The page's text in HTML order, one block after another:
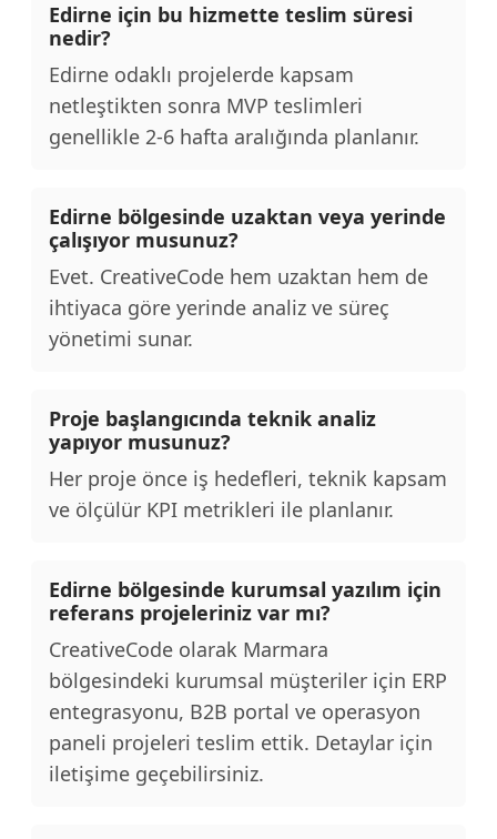
Edirne için bu hizmette teslim süresi
nedir?
Edirne odaklı projelerde kapsam
netleştikten sonra MVP teslimleri
genellikle 2-6 hafta aralığında planlanır.
Edirne bölgesinde uzaktan veya yerinde
çalışıyor musunuz?
Evet. CreativeCode hem uzaktan hem de
ihtiyaca göre yerinde analiz ve süreç
yönetimi sunar.
Proje başlangıcında teknik analiz
yapıyor musunuz?
Her proje önce iş hedefleri, teknik kapsam
ve ölçülür KPI metrikleri ile planlanır.
Edirne bölgesinde kurumsal yazılım için
referans projeleriniz var mı?
CreativeCode olarak Marmara
bölgesindeki kurumsal müşteriler için ERP
entegrasyonu, B2B portal ve operasyon
paneli projeleri teslim ettik. Detaylar için
iletişime geçebilirsiniz.